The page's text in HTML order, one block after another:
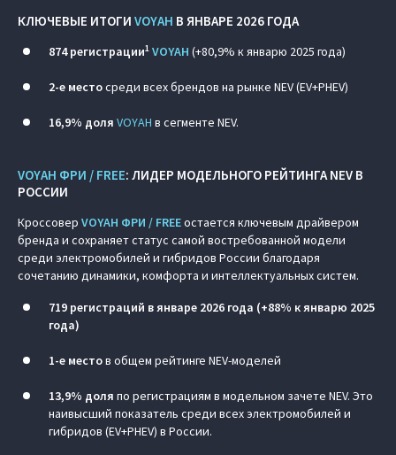
КЛЮЧЕВЫЕ ИТОГИ VOYAH В ЯНВАРЕ 2026 ГОДА
874 регистрации1 VOYAH (+80,9% к январю 2025 года)
2-е местосреди всех брендов на рынке NEV (EV+PHEV)
16,9% доля VOYAH в сегменте NEV.
VOYAH ФРИ / FREE: ЛИДЕР МОДЕЛЬНОГО РЕЙТИНГА NEV В
РОССИИ
Кроссовер VOYAH ФРИ / FREEостается ключевым драйвером
бренда и сохраняет статус самой востребованной модели
среди электромобилей и гибридов России благодаря
сочетанию динамики, комфорта и интеллектуальных систем.
719 регистраций в январе 2026 года (+88% к январю 2025
года)
1-е местов общем рейтинге NEV-моделей
13,9% доля по регистрациям в модельном зачете NEV. Это
наивысший показатель среди всех электромобилей и
гибридов (EV+PHEV) в России.